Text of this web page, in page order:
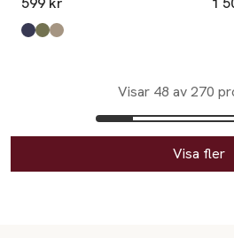
Produkten finns i färgerna:
Dk Blue
Dk Army
Sand,
Visar 48 av 270
Visa fler